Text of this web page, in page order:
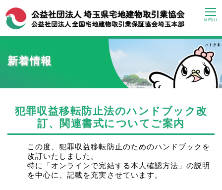
MENU
新着情報
犯罪収益移転防止法のハンドブック改
訂、関連書式についてご案内
この度、犯罪収益移転防止のためのハンドブックを
改訂いたしました。
特に「オンラインで完結する本人確認方法」の説明
を中心に、記載を充実させています。